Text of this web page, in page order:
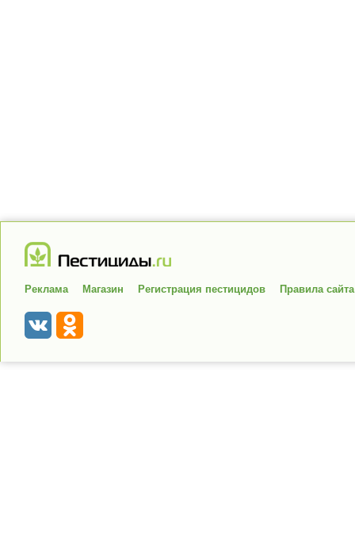
Реклама Магазин Регистрация пестицидов Правила сайта